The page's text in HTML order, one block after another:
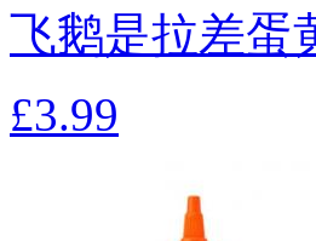
飞鹅是拉差蛋
£3.99